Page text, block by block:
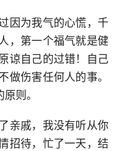
因为我气的心慌，千
，第一个福气就是健
谅自己的过错！自己
伤害任何人的事。
则。
亲戚，我没有听从你
招待，忙了一天，结